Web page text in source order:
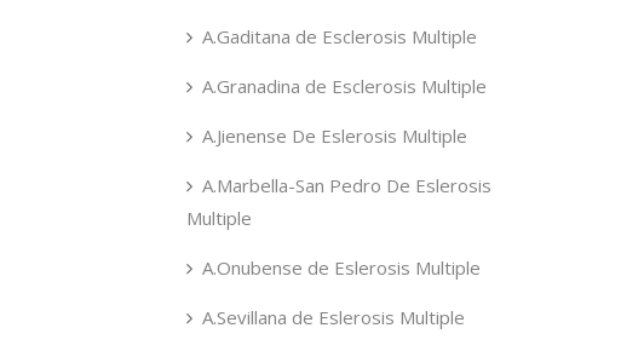
A.Gaditana de Esclerosis Multiple
A.Granadina de Esclerosis Multiple
A.Jienense De Eslerosis Multiple
A.Marbella-San Pedro De Eslerosis
Multiple
A.Onubense de Eslerosis Multiple
A.Sevillana de Eslerosis Multiple